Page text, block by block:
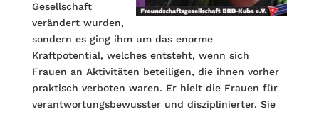
Gesellschaft
verändert wurden,
sondern es ging ihm um das enorme
Kraftpotential, welches entsteht, wenn sich
Frauen an Aktivitäten beteiligen, die ihnen vorher
praktisch verboten waren. Er hielt die Frauen für
verantwortungsbewusster und disziplinierter. Sie